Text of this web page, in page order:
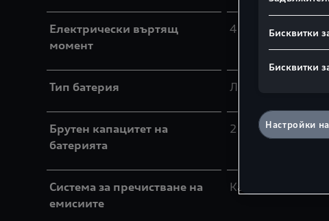
Електрически въртящ
момент
460 Nm
Тип батерия Литиево‑йонна
Брутен капацитет на
батерията
25,9 kWh
Система за пречистване на
емисиите
Катализатор,
Бисквитки
Бисквитки
Настройки